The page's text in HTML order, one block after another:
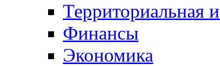
Территориальная
Финансы
Экономика